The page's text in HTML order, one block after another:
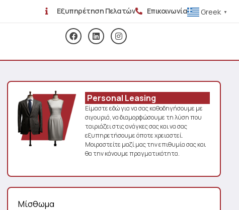
Εξυπηρέτηση Πελατών Επικοινωνία Greek ▼
Personal Leasing
Είμαστε εδώ για να σας καθοδηγήσουμε με
σιγουριά, να διαμορφώσουμε τη λύση που
ταιριάζει στις ανάγκες σας και να σας
εξυπηρετήσουμε όποτε χρειαστεί.
Μοιραστείτε μαζί μας την επιθυμία σας και
θα την κάνουμε πραγματικότητα.
Μίσθωμα